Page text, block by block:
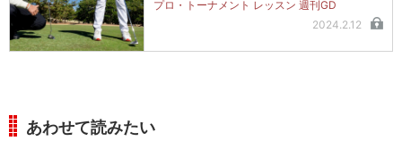
プロ・トーナメント レッスン 週刊GD
2024.2.12
あわせて読みたい